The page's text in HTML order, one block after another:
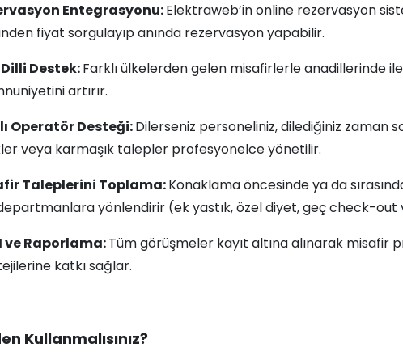
Entegrasyonu:Elektraweb’in online rezervasyon
fiyat sorgulayıp anında rezervasyon yapabilir.
Destek:Farklı ülkelerden gelen misafirlerle anadillerinde
artırır.
Operatör Desteği:Dilerseniz personeliniz, dilediğiniz zaman
veya karmaşık talepler profesyonelce yönetilir.
Taleplerini Toplama:Konaklama öncesinde ya da
yönlendirir (ek yastık, özel diyet, geç check-out
ve Raporlama:Tüm görüşmeler kayıt altına alınarak misafir
katkı sağlar.
Kullanmalısınız?